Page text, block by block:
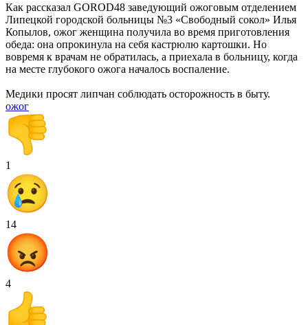
Как рассказал GOROD48 заведующий ожоговым отделением
Липецкой городской больницы №3 «Свободный сокол» Илья
Копылов, ожог женщина получила во время приготовления
обеда: она опрокинула на себя кастрюлю картошки. Но
вовремя к врачам не обратилась, а приехала в больницу, когда
на месте глубокого ожога началось воспаление.
Медики просят липчан соблюдать осторожность в быту.
ожог
1
14
4